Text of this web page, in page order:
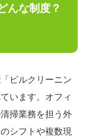
んな制度？
ビルクリーニン
います。オフィ
掃業務を担う外
シフトや複数現